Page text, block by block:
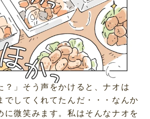
？」そう声をかけると、ナオは
でしてくれてたんだ・・・なんか
に微笑みます。私はそんなナオを